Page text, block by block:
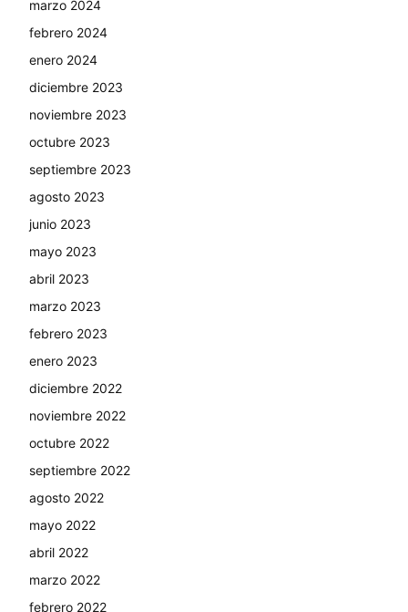
marzo 2024
febrero 2024
enero 2024
diciembre 2023
noviembre 2023
octubre 2023
septiembre 2023
agosto 2023
junio 2023
mayo 2023
abril 2023
marzo 2023
febrero 2023
enero 2023
diciembre 2022
noviembre 2022
octubre 2022
septiembre 2022
agosto 2022
mayo 2022
abril 2022
marzo 2022
febrero 2022